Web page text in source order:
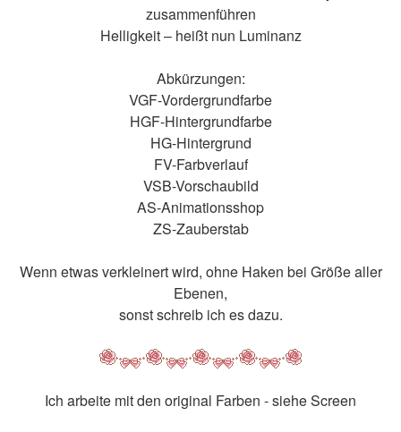
zusammenführen
Helligkeit – heißt nun Luminanz
Abkürzungen:
VGF-Vordergrundfarbe
HGF-Hintergrundfarbe
HG-Hintergrund
FV-Farbverlauf
VSB-Vorschaubild
AS-Animationsshop
ZS-Zauberstab
Wenn etwas verkleinert wird, ohne Haken bei Größe aller
Ebenen,
sonst schreib ich es dazu.
Ich arbeite mit den original Farben - siehe Screen